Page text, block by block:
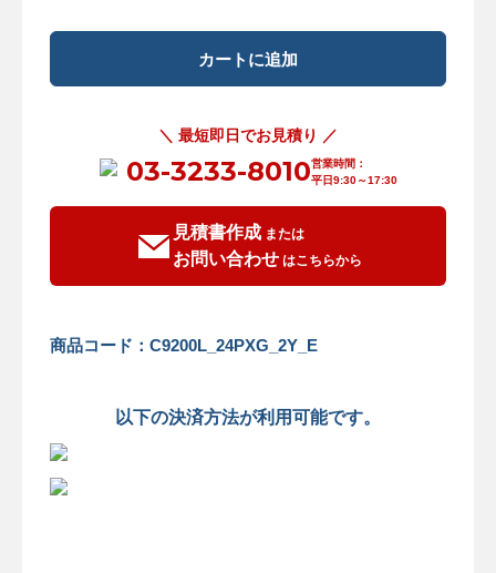
＼ 最短即日でお見積り ／
03-3233-8010営業時間：
平日9:30～17:30
見積書作成または
お問い合わせはこちらから
商品コード：C9200L_24PXG_2Y_E
以下の決済方法が利用可能です。